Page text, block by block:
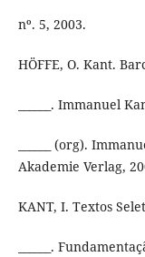
nº. 5, 2003.
HÖFFE, O. Kant.
______. Immanuel
______ (org).
Akademie Verlag,
KANT, I. Textos
______.